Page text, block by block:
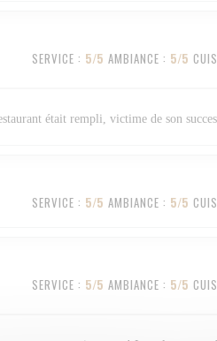
SERVICE : 5/5 AMBIANCE : 5/5
était rempli, victime de son
SERVICE : 5/5 AMBIANCE : 5/5
SERVICE : 5/5 AMBIANCE : 5/5